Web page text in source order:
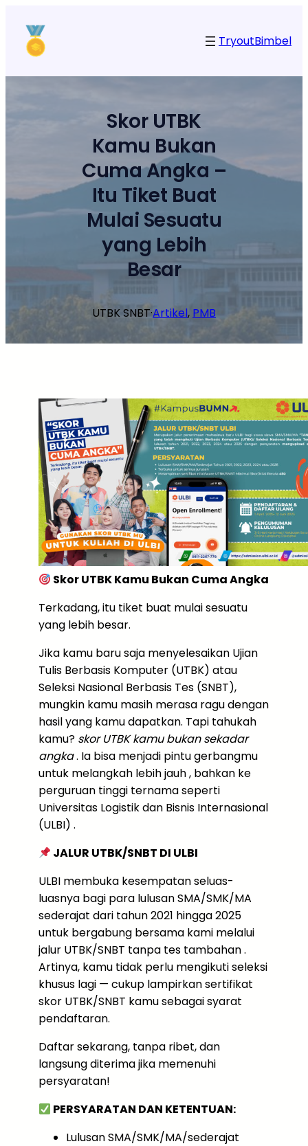
konten
TryoutBimbel
Skor UTBK
Kamu Bukan
Cuma Angka –
Itu Tiket Buat
Mulai Sesuatu
yang Lebih
Besar
UTBK SNBT·Artikel, PMB
Skor UTBK Kamu Bukan Cuma Angka
Terkadang, itu tiket buat mulai sesuatu
yang lebih besar.
Jika kamu baru saja menyelesaikan Ujian
Tulis Berbasis Komputer (UTBK) atau
Seleksi Nasional Berbasis Tes (SNBT),
mungkin kamu masih merasa ragu dengan
hasil yang kamu dapatkan. Tapi tahukah
kamu? skor UTBK kamu bukan sekadar
angka. Ia bisa menjadi pintu gerbangmu
untuk melangkah lebih jauh , bahkan ke
perguruan tinggi ternama seperti
Universitas Logistik dan Bisnis Internasional
(ULBI) .
JALUR UTBK/SNBT DI ULBI
ULBI membuka kesempatan seluas-
luasnya bagi para lulusan SMA/SMK/MA
sederajat dari tahun 2021 hingga 2025
untuk bergabung bersama kami melalui
jalur UTBK/SNBT tanpa tes tambahan .
Artinya, kamu tidak perlu mengikuti seleksi
khusus lagi — cukup lampirkan sertifikat
skor UTBK/SNBT kamu sebagai syarat
pendaftaran.
Daftar sekarang, tanpa ribet, dan
langsung diterima jika memenuhi
persyaratan!
PERSYARATAN DAN KETENTUAN:
Lulusan SMA/SMK/MA/sederajat